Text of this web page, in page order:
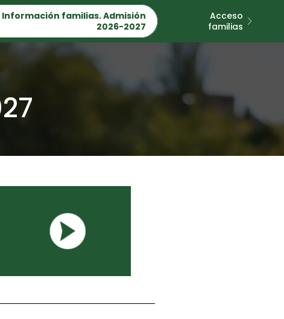
Información familias. Admisión
2026-2027
Acceso
familias